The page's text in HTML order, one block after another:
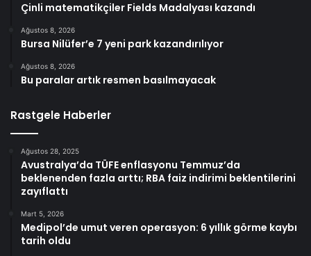
Çinli matematikçiler Fields Madalyası kazandı
Ağustos 8, 2026
Bursa Nilüfer’e 7 yeni park kazandırılıyor
Ağustos 8, 2026
Bu paralar artık resmen basılmayacak
Rastgele Haberler
Ağustos 28, 2025
Avustralya’da TÜFE enflasyonu Temmuz’da
beklenenden fazla arttı; RBA faiz indirimi beklentilerini
zayıflattı
Mart 5, 2026
Medipol’de umut veren operasyon: 6 yıllık görme kaybı
tarih oldu